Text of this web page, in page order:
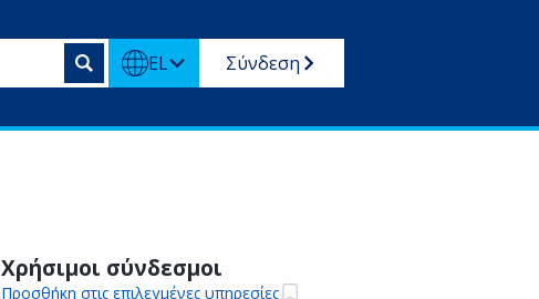
EL Σύνδεση
Χρήσιμοι σύνδεσμοι
Προσθήκη στις επιλεγμένες υπηρεσίες